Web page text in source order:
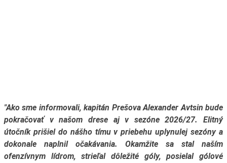
"Ako sme informovali, kapitán Prešova Alexander Avtsin bude
pokračovať v našom drese aj v sezóne 2026/27. Elitný
útočník prišiel do nášho tímu v priebehu uplynulej sezóny a
dokonale naplnil očakávania. Okamžite sa stal naším
ofenzívnym lídrom, strieľal dôležité góly, posielal gólové